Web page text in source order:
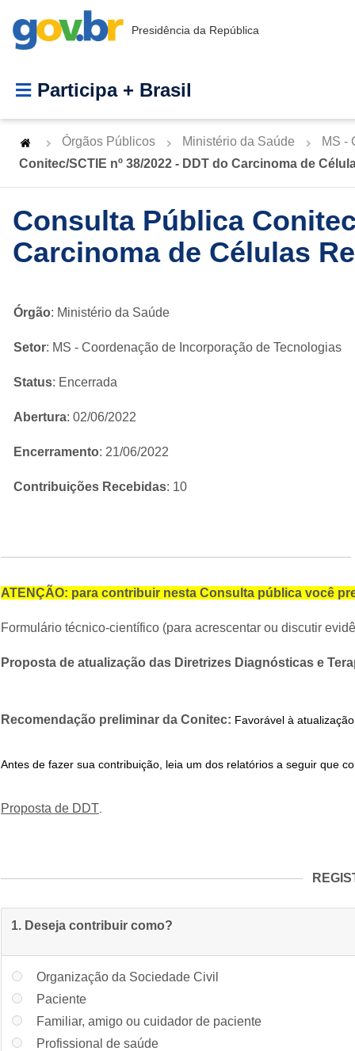
Presidência da República
Participa + Brasil
Órgãos Públicos Ministério da Saúde
MS -
Conitec/SCTIE nº 38/2022 - DDT do Carcinoma de
Consulta Pública
Carcinoma de Células
Órgão: Ministério da Saúde
Setor: MS - Coordenação de Incorporação de Tecnologias
Status: Encerrada
Abertura: 02/06/2022
Encerramento: 21/06/2022
Contribuições Recebidas: 10
ATENÇÃO: para contribuir nesta Consulta pública você
Formulário técnico-científico (para acrescentar ou discutir
Proposta de atualização das Diretrizes Diagnósticas e
Recomendação preliminar da Conitec: Favorável à
Antes de fazer sua contribuição, leia um dos relatórios a seguir que
Proposta de DDT
1. Deseja contribuir como?
Organização da Sociedade Civil
Paciente
Familiar, amigo ou cuidador de paciente
Profissional de saúde